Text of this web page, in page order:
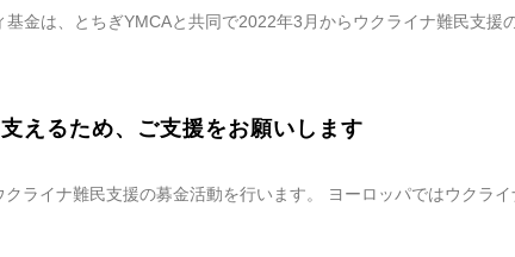
基金は、とちぎYMCAと共同で2022年3月からウクライナ難民支援
るため、ご支援をお願いします
ライナ難民支援の募金活動を行います。 ヨーロッパではウクラ